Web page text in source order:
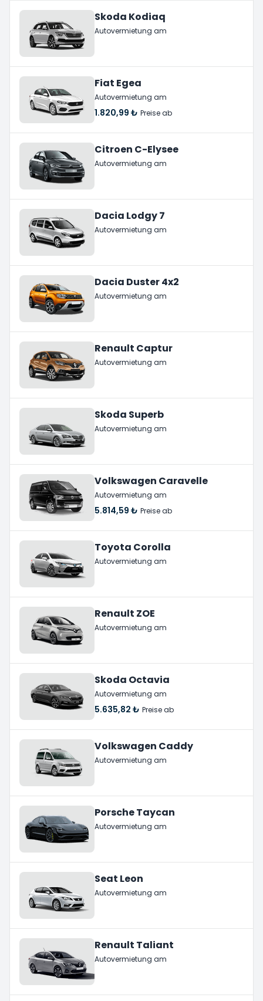
Skoda Kodiaq
Autovermietung am
Fiat Egea
Autovermietung am
1.820,99 ₺ Preise ab
Citroen C-Elysee
Autovermietung am
Dacia Lodgy 7
Autovermietung am
Dacia Duster 4x2
Autovermietung am
Renault Captur
Autovermietung am
Skoda Superb
Autovermietung am
Volkswagen Caravelle
Autovermietung am
5.814,59 ₺ Preise ab
Toyota Corolla
Autovermietung am
Renault ZOE
Autovermietung am
Skoda Octavia
Autovermietung am
5.635,82 ₺ Preise ab
Volkswagen Caddy
Autovermietung am
Porsche Taycan
Autovermietung am
Seat Leon
Autovermietung am
Renault Taliant
Autovermietung am